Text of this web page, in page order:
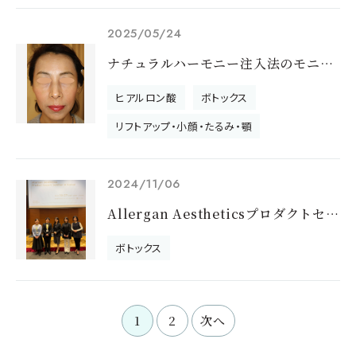
2025/05/24
ナチュラルハーモニー注入法のモニター募集を開始しました。
ヒアルロン酸
ボトックス
リフトアップ・小顔・たるみ・顎
2024/11/06
Allergan Aestheticsプロダクトセミナーで登壇しました
ボトックス
1 2 次へ